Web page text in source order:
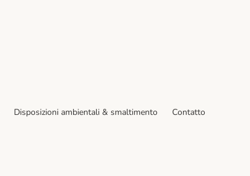
Disposizioni ambientali & smaltimento
Contatto